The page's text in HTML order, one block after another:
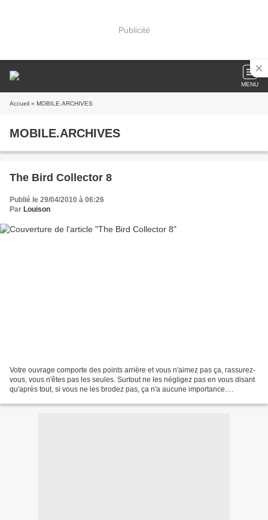
Publicité
MENU
Accueil » MOBILE.ARCHIVES
MOBILE.ARCHIVES
The Bird Collector 8
Publié le 29/04/2010 à 06:26
Par Louison
Votre ouvrage comporte des points arrière et vous n'aimez pas ça, rassurez-
vous, vous n'êtes pas les seules. Surtout ne les négligez pas en vous disant
qu'après tout, si vous ne les brodez pas, ça n'a aucune importance.